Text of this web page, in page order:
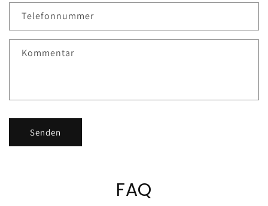
Telefonnummer
Kommentar
Senden
FAQ